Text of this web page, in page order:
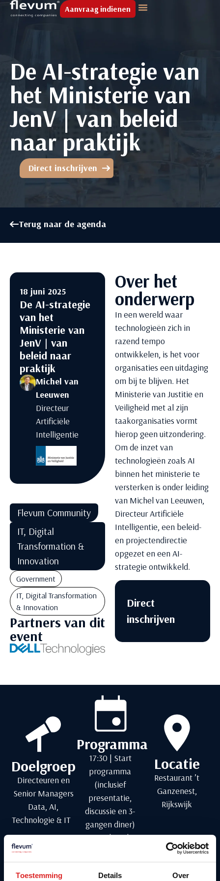
Toestemming Details Over
Aanvraag indienen
De AI-strategie van
het Ministerie van
JenV | van beleid
naar praktijk
Direct inschrijven
Terug naar de agenda
18 juni 2025
De AI-strategie
van het
Ministerie van
JenV | van
beleid naar
praktijk
Michel van
Leeuwen
Directeur
Artificiële
Intelligentie
Flevum Community
IT, Digital
Transformation &
Innovation
Government
IT, Digital Transformation
& Innovation
Partners van dit
event
Over het
onderwerp
In een wereld waar
technologieën zich in
razend tempo
ontwikkelen, is het voor
organisaties een uitdaging
om bij te blijven. Het
Ministerie van Justitie en
Veiligheid met al zijn
taakorganisaties vormt
hierop geen uitzondering.
Om de inzet van
technologieën zoals AI
binnen het ministerie te
versterken is onder leiding
van Michel van Leeuwen,
Directeur Artificiële
Intelligentie, een beleid-
en projectendirectie
opgezet en een AI-
strategie ontwikkeld.
Direct
inschrijven
Doelgroep
Directeuren en
Senior Managers
Data, AI,
Technologie & IT
Programma
17:30 | Start
programma
(inclusief
presentatie,
discussie en 3-
gangen diner)
20:30 | Einde
programma,
gelegenheid voor
Locatie
Restaurant ’t
Ganzenest,
Rijkswijk